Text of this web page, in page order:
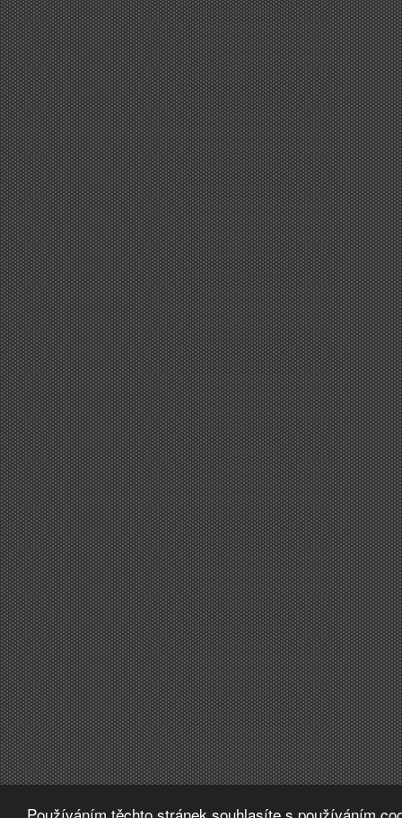
Používáním těchto stránek souhlasíte s používáním